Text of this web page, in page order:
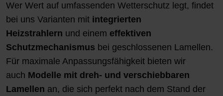
Wer Wert auf umfassenden Wetterschutz legt, findet
bei uns Varianten mit integrierten
Heizstrahlern und einem effektiven
Schutzmechanismus bei geschlossenen Lamellen.
Für maximale Anpassungsfähigkeit bieten wir
auch Modelle mit dreh- und verschiebbaren
Lamellen an, die sich perfekt nach dem Stand der